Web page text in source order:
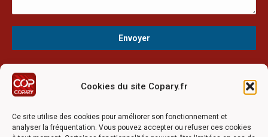
Cookies du site Copary.fr
Ce site utilise des cookies pour améliorer son fonctionnement et
analyser la fréquentation. Vous pouvez accepter ou refuser ces cookies
Ce site a été réalisé avec le soutien financier de l'Union
Pays Barrois